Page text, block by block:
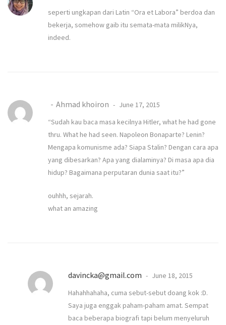
seperti ungkapan dari Latin “Ora et Labora” berdoa dan
bekerja, somehow gaib itu semata-mata milikNya,
indeed.
Ahmad khoiron
June 17, 2015
“Sudah kau baca masa kecilnya Hitler, what he had gone
thru. What he had seen. Napoleon Bonaparte? Lenin?
Mengapa komunisme ada? Siapa Stalin? Dengan cara apa
yang dibesarkan? Apa yang dialaminya? Di masa apa dia
hidup? Bagaimana perputaran dunia saat itu?”
ouhhh, sejarah.
what an amazing
davincka@gmail.com
June 18, 2015
Hahahhahaha, cuma sebut-sebut doang kok :D.
Saya juga enggak paham-paham amat. Sempat
baca beberapa biografi tapi belum menyeluruh